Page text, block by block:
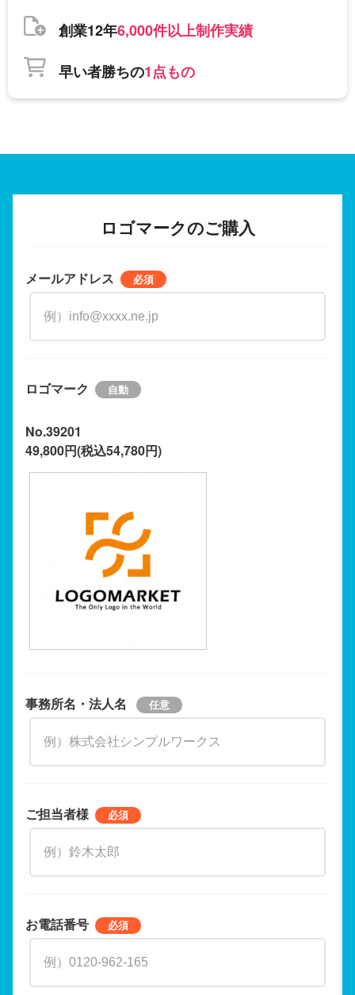
創業12年6,000件以上制作実績
早い者勝ちの1点もの
ロゴマークのご購入
メールアドレス
ロゴマーク
No.39201
49,800円(税込54,780円)
事務所名・法人名
ご担当者様
お電話番号